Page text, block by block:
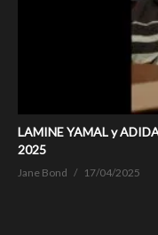
LAMINE YAMAL y
2025
Jane Bond 17/04/2025